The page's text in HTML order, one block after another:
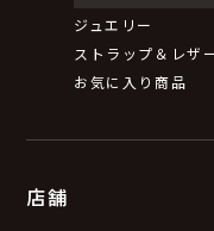
ジュエリー
ストラップ＆レザ
お気に入り商品
店舗